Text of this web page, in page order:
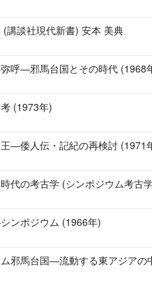
(講談社現代新書) 安本 美典
呼―邪馬台国とその時代 (1968
(1973年)
―倭人伝・記紀の再検討 (1971
代の考古学 (シンポジウム考古
ンポジウム (1966年)
邪馬台国―流動する東アジア